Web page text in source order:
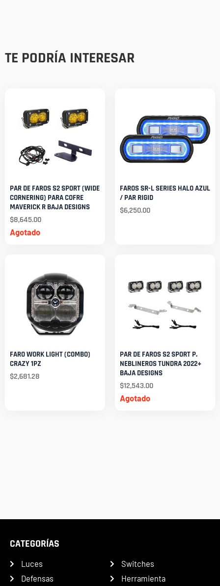
TE PODRÍA INTERESAR
Agotado
PAR DE FAROS S2 SPORT (WIDE
CORNERING) PARA COFRE
MAVERICK R BAJA DESIGNS
$8,645.00
FAROS SR-L SERIES HALO AZUL
/ PAR RIGID
$6,250.00
FARO WORK LIGHT (COMBO)
CRAZY 1PZ
$2,681.28
Agotado
PAR DE FAROS S2 SPORT P.
NEBLINEROS TUNDRA 2022+
BAJA DESIGNS
$12,543.00
CATEGORÍAS
Luces
Defensas
Switches
Herramienta